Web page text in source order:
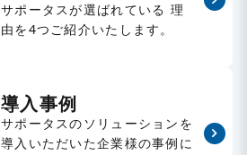
サポータスが選ばれている 理
由を4つご紹介いたします。
導入事例
サポータスのソリューションを
導入いただいた企業様の事例に